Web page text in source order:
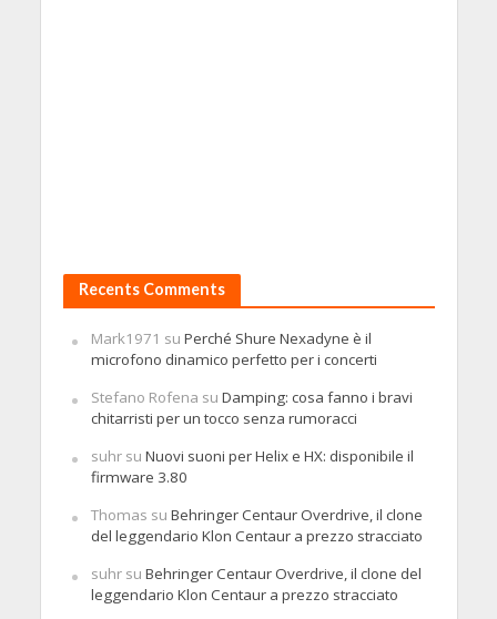
Recents Comments
Mark1971 su Perché Shure Nexadyne è il
microfono dinamico perfetto per i concerti
Stefano Rofena su Damping: cosa fanno i bravi
chitarristi per un tocco senza rumoracci
suhrsu Nuovi suoni per Helix e HX: disponibile il
firmware 3.80
Thomas su Behringer Centaur Overdrive, il clone
del leggendario Klon Centaur a prezzo stracciato
suhrsu Behringer Centaur Overdrive, il clone del
leggendario Klon Centaur a prezzo stracciato